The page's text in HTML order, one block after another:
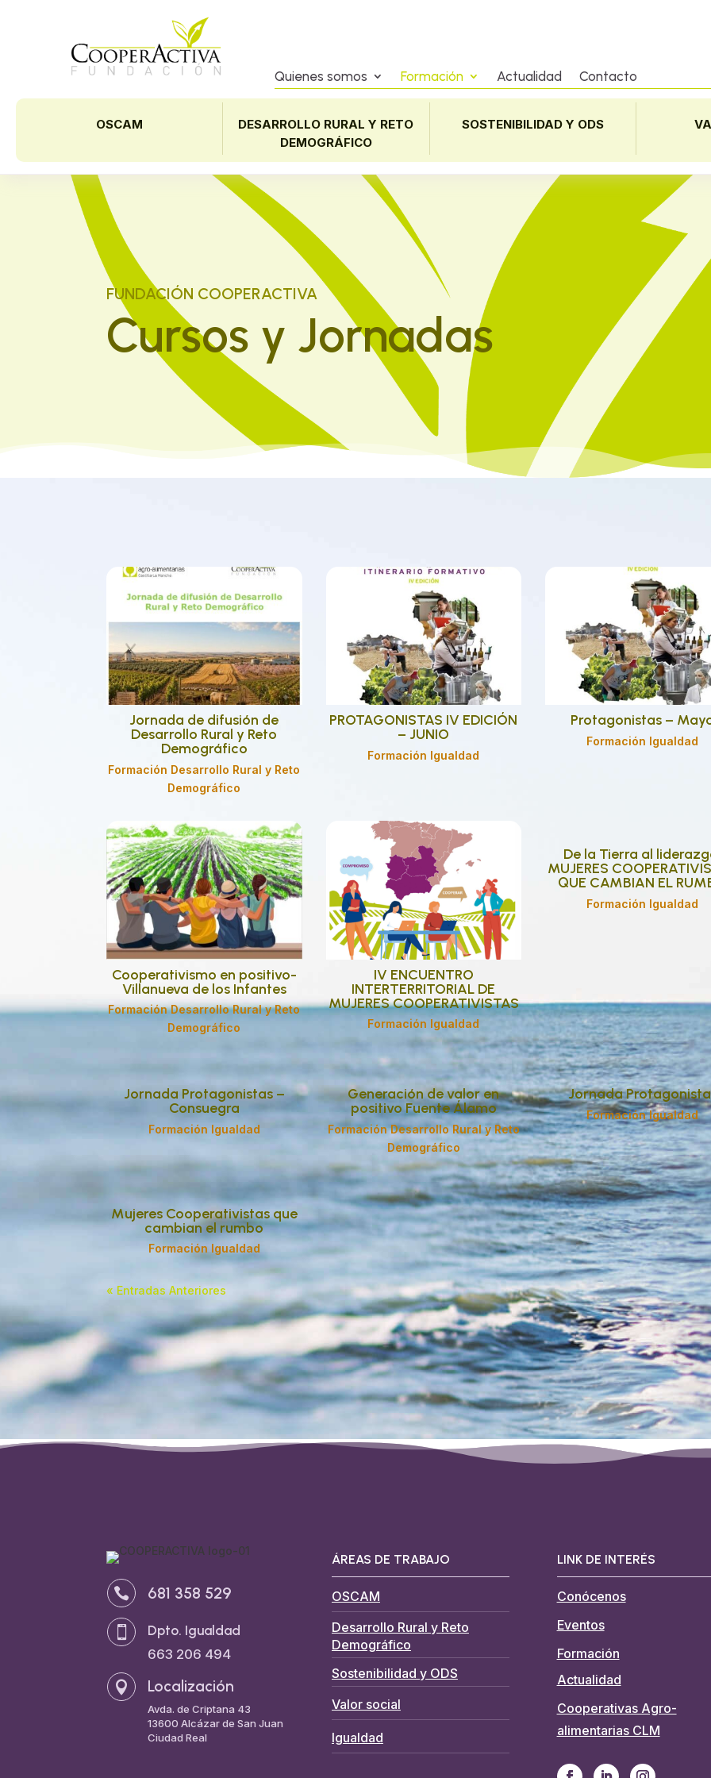
Quienes somos Formación Actualidad Contacto
OSCAM
DESARROLLO RURAL Y RETO
DEMOGRÁFICO
SOSTENIBILIDAD Y ODS
FUNDACIÓN COOPERACTIVA
Cursos y Jornadas
Jornada de difusión de
Desarrollo Rural y Reto
Demográfico
Formación Desarrollo Rural y Reto
Demográfico
PROTAGONISTAS IV EDICIÓN
– JUNIO
Formación Igualdad
Protagonistas –
Formación Igualdad
Cooperativismo en positivo-
Villanueva de los Infantes
Formación Desarrollo Rural y Reto
Demográfico
IV ENCUENTRO
INTERTERRITORIAL DE
MUJERES COOPERATIVISTAS
Formación Igualdad
De la Tierra al
MUJERES
QUE CAMBIAN EL
Formación Igualdad
Jornada Protagonistas –
Consuegra
Formación Igualdad
Generación de valor en
positivo Fuente Álamo
Formación Desarrollo Rural y Reto
Demográfico
Jornada
Formación Igualdad
Mujeres Cooperativistas que
cambian el rumbo
Formación Igualdad
« Entradas Anteriores
 681 358 529

Dpto. Igualdad
663 206 494
 Localización
Avda. de Criptana 43
13600 Alcázar de San Juan
Ciudad Real
ÁREAS DE TRABAJO
OSCAM
Desarrollo Rural y Reto
Demográfico
Sostenibilidad y ODS
Valor social
Igualdad
LINK DE INTERÉS
Conócenos
Eventos
Formación
Actualidad
Cooperativas Agro-
alimentarias CLM